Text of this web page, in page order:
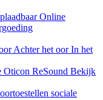
Online
Achter het oorIn het
Oticon ReSound Bekijk
sociale